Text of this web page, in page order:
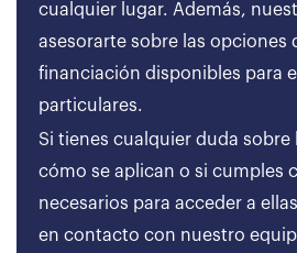
cualquier lugar. Además,
asesorarte sobre las opciones
financiación disponibles para
particulares.
Si tienes cualquier duda
cómo se aplican o si cumples
necesarios para acceder a
en contacto con nuestro